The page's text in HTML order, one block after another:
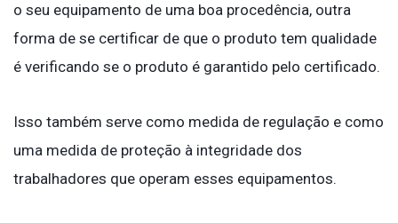
o seu equipamento de uma boa procedência, outra
forma de se certificar de que o produto tem qualidade
é verificando se o produto é garantido pelo certificado.
Isso também serve como medida de regulação e como
uma medida de proteção à integridade dos
trabalhadores que operam esses equipamentos.